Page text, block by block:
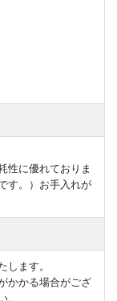
性に優れておりま
す。）お手入れが
します。
かかる場合がござ
。